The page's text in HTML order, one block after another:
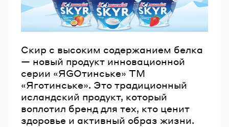
Скир с высоким содержанием белка
— новый продукт инновационной
серии «ЯGOтинське» ТМ
«Яготинське». Это традиционный
исландский продукт, который
воплотил бренд для тех, кто ценит
здоровье и активный образ жизни.